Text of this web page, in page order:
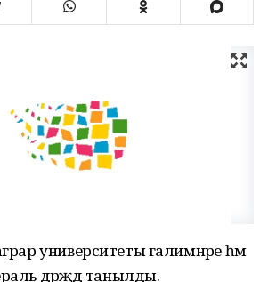
университеты галимнәре һәм
дәрәҗәдә танылды.